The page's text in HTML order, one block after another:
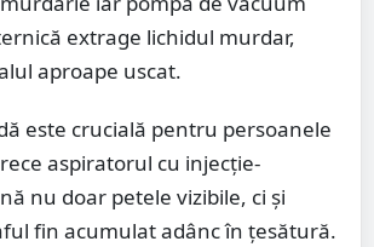
extrage lichidul murdar,
aproape uscat.
este crucială pentru persoanele
aspiratorul cu injecție-
nu doar petele vizibile, ci și
fin acumulat adânc în țesătură.